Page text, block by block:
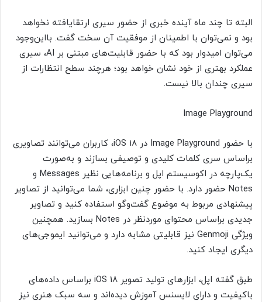
البته تا چند ماه آینده خبری از حضور سیری ارتقایافته نخواهد
بود و نمی‌توان با اطمینان از موفقیت آن سخت گفت. بااین‌وجود
می‌توان امیدوار بود که با حضور قابلیت‌های مبتنی بر AI، سیری
عملکرد بهتری از خود نشان خواهد بود؛ هرچند سطح انتظارات از
سیری چندان بالا نیست.
Image Playground
با حضور Image Playground در iOS 18، کاربران می‌توانند تصاویری
براساس سری کلمات کلیدی و توصیفی بسازند و به‌صورت
یک‌پارچه در اکوسیستم اپل و برنامه‌هایی نظیر Messages و
Notes حضور دارد. با حضور چنین ابزاری، شما می‌توانید از تصاویر
پیشنهادی مربوط به موضوع گفت‌وگو استفاده کنید و تصاویر
جدیدی براساس محتوای موردنظر در Notes بسازید. همچنین
ویژگی Genmoji نیز قابلیتی مشابه دارد و می‌توانید ایموجی‌های
دیگری ایجاد کنید.
طبق گفته اپل، ابزارهای تولید تصویر iOS 18 براساس داده‌های
باکیفیت و دارای لایسنس آموزش دیده‌اند و سه سبک هنری نیز